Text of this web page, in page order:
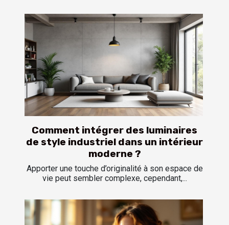
Comment intégrer des luminaires
de style industriel dans un intérieur
moderne ?
Apporter une touche d’originalité à son espace de
vie peut sembler complexe, cependant,...